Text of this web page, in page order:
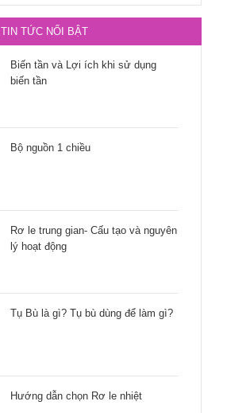
TIN TỨC NỔI BẬT
Biến tần và Lợi ích khi sử dụng
biến tần
Bộ nguồn 1 chiều
Rơ le trung gian- Cấu tạo và nguyên
lý hoạt động
Tụ Bù là gì? Tụ bù dùng để làm gì?
Hướng dẫn chọn Rơ le nhiệt